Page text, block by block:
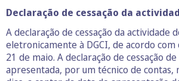
Declaração de cessação da
A declaração de cessação da actividade
eletronicamente à DGCI, de acordo
21 de maio. A declaração de cessação
apresentada, por um técnico de contas,